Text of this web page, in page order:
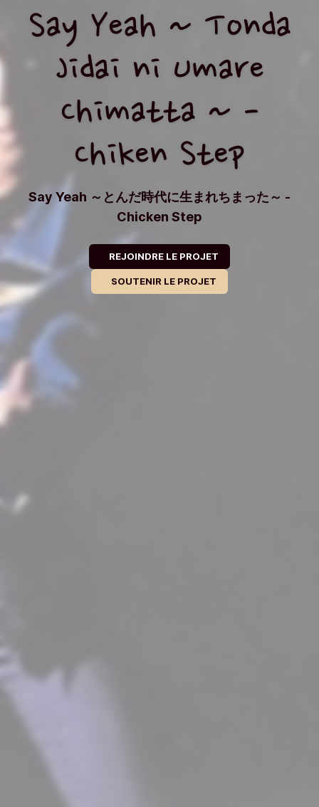
Say Yeah ~ Tonda
Jidai ni Umare
Chimatta ~ -
Chiken Step
Say Yeah ～とんだ時代に生まれちまった～ -
Chicken Step
REJOINDRE LE PROJET
SOUTENIR LE PROJET